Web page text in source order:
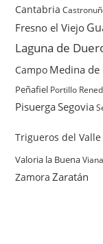
Cantabria
Fresno el Viejo
Laguna de
Campo Medina de
Peñafiel Portillo
PisuergaSegovia
Trigueros del Valle
Valoria la Buena
Zamora Zaratán